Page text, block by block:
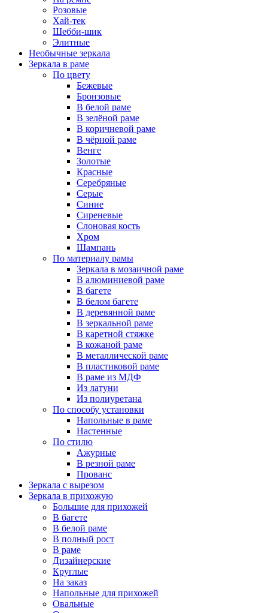
Розовые
Хай-тек
Шебби-шик
Элитные
Необычные зеркала
Зеркала в раме
По цвету
Бежевые
Бронзовые
В белой раме
В зелёной раме
В коричневой раме
В чёрной раме
Венге
Золотые
Красные
Серебряные
Серые
Синие
Сиреневые
Слоновая кость
Хром
Шампань
По материалу рамы
Зеркала в мозаичной раме
В алюминиевой раме
В багете
В белом багете
В деревянной раме
В зеркальной раме
В каретной стяжке
В кожаной раме
В металлической раме
В пластиковой раме
В раме из МДФ
Из латуни
Из полиуретана
По способу установки
Напольные в раме
Настенные
По стилю
Ажурные
В резной раме
Прованс
Зеркала с вырезом
Зеркала в прихожую
Большие для прихожей
В багете
В белой раме
В полный рост
В раме
Дизайнерские
Круглые
На заказ
Напольные для прихожей
Овальные